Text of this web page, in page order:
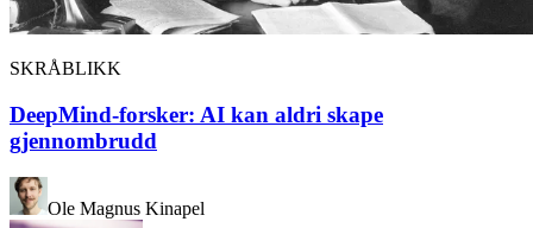
SKRÅBLIKK
DeepMind-forsker: AI kan aldri skape
gjennombrudd
Ole Magnus Kinapel